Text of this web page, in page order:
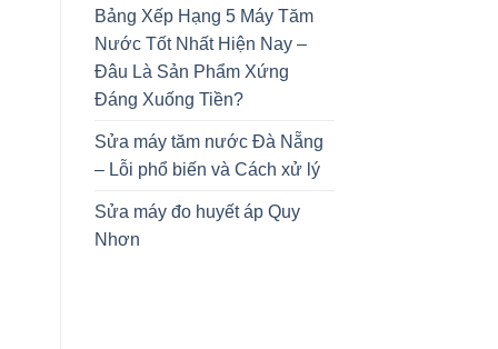
Bảng Xếp Hạng 5 Máy Tăm
Nước Tốt Nhất Hiện Nay –
Đâu Là Sản Phẩm Xứng
Đáng Xuống Tiền?
Sửa máy tăm nước Đà Nẵng
– Lỗi phổ biến và Cách xử lý
Sửa máy đo huyết áp Quy
Nhơn